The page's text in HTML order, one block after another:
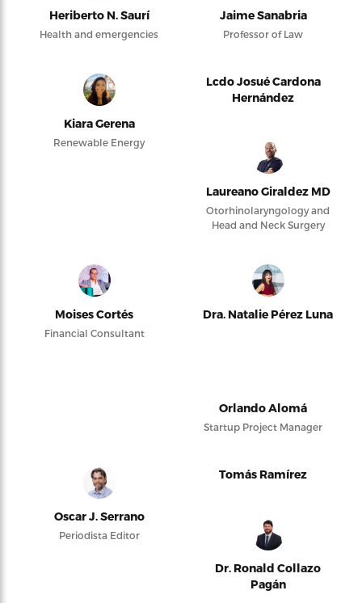
Heriberto N. Saurí
Health and emergencies
Jaime Sanabria
Professor of Law
Kiara Gerena
Renewable Energy
Lcdo Josué Cardona
Hernández
Laureano Giraldez MD
Otorhinolaryngology and
Head and Neck Surgery
Moises Cortés
Financial Consultant
Dra. Natalie Pérez Luna
Orlando Alomá
Startup Project Manager
Oscar J. Serrano
Periodista Editor
Tomás Ramírez
Dr. Ronald Collazo
Pagán